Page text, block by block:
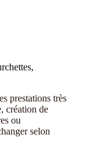
prestations très
création de
ou
selon